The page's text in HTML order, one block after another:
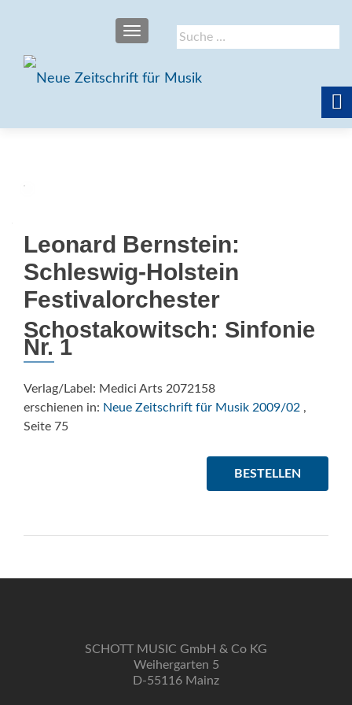
Suche
nach:
SCHALTE NAVIGATION
Leonard Bernstein:
Schleswig-Holstein
Festivalorchester
Schostakowitsch: Sinfonie
Nr. 1
Verlag/Label: Medici Arts 2072158
erschienen in: Neue Zeitschrift für Musik 2009/02 ,
Seite 75
BESTELLEN
SCHOTT MUSIC GmbH & Co KG
Weihergarten 5
D-55116 Mainz